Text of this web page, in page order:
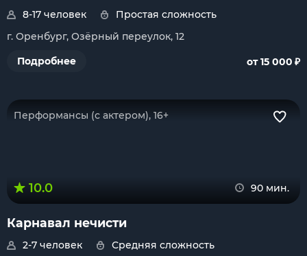
8-17 человек
Простая сложность
г. Оренбург, Озёрный переулок, 12
Подробнее
от 15 000 ₽
Перформансы (с актером), 16+
10.0 90 мин.
Карнавал нечисти
2-7 человек
Средняя сложность